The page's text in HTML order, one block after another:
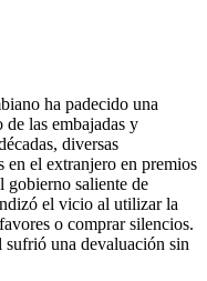
ha padecido una
las embajadas y
diversas
en el extranjero en premios
gobierno saliente de
el vicio al utilizar la
o comprar silencios.
una devaluación sin